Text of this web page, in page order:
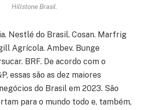
Hillstone Brasil.
Nestlé do Brasil. Cosan. Marfrig
Agrícola. Ambev. Bunge
BRF. De acordo com o
essas são as dez maiores
do Brasil em 2023. São
para o mundo todo e, também,